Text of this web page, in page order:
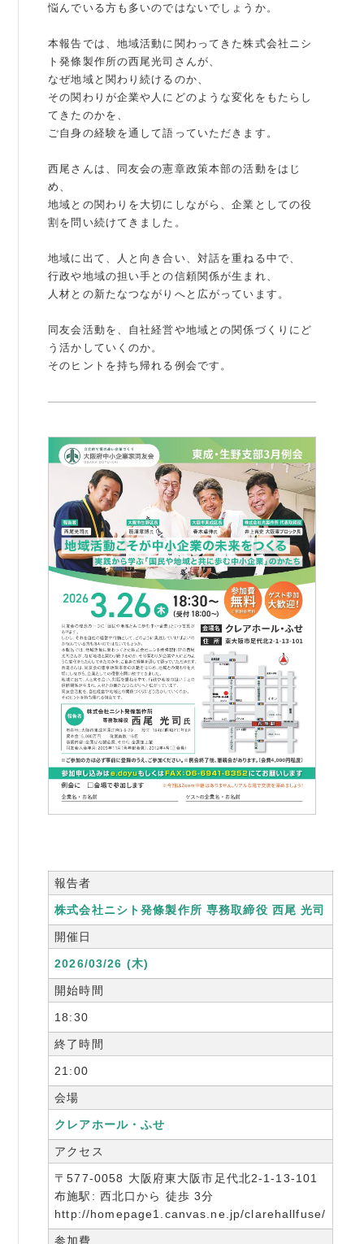
産官学連携
地域経済
例会案内・活動報告
入会案内
コンテンツ
書籍紹介
06-6944-1251
FAX: 06-6941-8352
大阪市中央区農人橋2丁目-1-30 谷町八木ビル4F
悩んでいる方も多いのではないでしょうか。
本報告では、地域活動に関わってきた株式会社ニシ
ト発條製作所の西尾光司さんが、
なぜ地域と関わり続けるのか、
その関わりが企業や人にどのような変化をもたらし
てきたのかを、
ご自身の経験を通して語っていただきます。
西尾さんは、同友会の憲章政策本部の活動をはじ
め、
地域との関わりを大切にしながら、企業としての役
割を問い続けてきました。
地域に出て、人と向き合い、対話を重ねる中で、
行政や地域の担い手との信頼関係が生まれ、
人材との新たなつながりへと広がっています。
同友会活動を、自社経営や地域との関係づくりにど
う活かしていくのか。
そのヒントを持ち帰れる例会です。
報告者
株式会社ニシト発條製作所 専務取締役 西尾 光司
開催日
2026/03/26 (木)
開始時間
18:30
終了時間
21:00
会場
クレアホール・ふせ
アクセス
〒577-0058 大阪府東大阪市足代北2-1-13-101
布施駅: 西北口から 徒歩 3分
http://homepage1.canvas.ne.jp/clarehallfuse/
参加費